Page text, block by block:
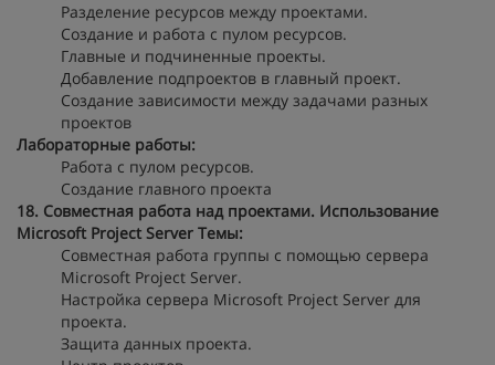
Разделение ресурсов между проектами.
Создание и работа с пулом ресурсов.
Главные и подчиненные проекты.
Добавление подпроектов в главный проект.
Создание зависимости между задачами разных
проектов
Лабораторные работы:
Работа с пулом ресурсов.
Создание главного проекта
18. Совместная работа над проектами. Использование
Microsoft Project Server Темы:
Совместная работа группы с помощью сервера
Microsoft Project Server.
Настройка сервера Microsoft Project Server для
проекта.
Защита данных проекта.